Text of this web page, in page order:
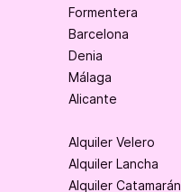
Formentera
Barcelona
Denia
Málaga
Alicante
Alquiler Velero
Alquiler Lancha
Alquiler Catamarán